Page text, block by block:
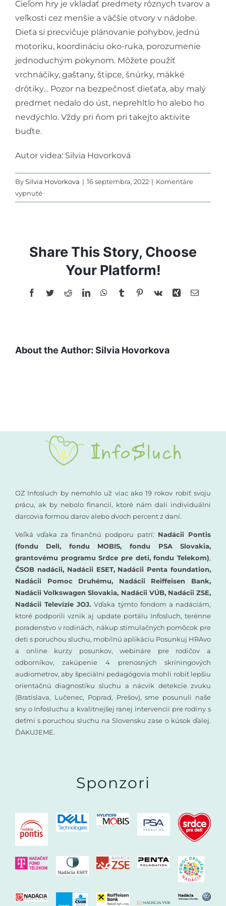
Podporte nás
Cieľom hry je vkladať predmety rôznych tvarov a
veľkosti cez menšie a väčšie otvory v nádobe.
Dieťa si precvičuje plánovanie pohybov, jednú
motoriku, koordináciu oko-ruka, porozumenie
jednoduchým pokynom. Môžete použiť
vrchnáčiky, gaštany, štipce, šnúrky, mäkké
drôtiky… Pozor na bezpečnosť dieťaťa, aby malý
predmet nedalo do úst, neprehltlo ho alebo ho
nevdýchlo. Vždy pri ňom pri takejto aktivite
buďte.
Autor videa: Silvia Hovorková
BySilvia Hovorkova | 16 septembra, 2022 | Komentáre
vypnuténa
Vkladanie
Share This Story, Choose
Your Platform!
Facebook
TwitterRedditLinkedInWhatsApp
TumblrPinterest
Vk Xing Email
About the Author: Silvia Hovorkova
OZ Infosluch by nemohlo už viac ako 19 rokov robiť svoju
prácu, ak by nebolo financií, ktoré nám dali individuálni
darcovia formou darov alebo dvoch percent z daní.
Veľká vďaka za finančnú podporu patrí: Nadácii Pontis
(fondu Dell, fondu MOBIS, fondu PSA Slovakia,
grantovému programu Srdce pre deti, fondu Telekom),
ČSOB nadácii, Nadácii ESET, Nadácii Penta foundation,
Nadácii Pomoc Druhému, Nadácii Reiffeisen Bank,
Nadácii Volkswagen Slovakia, Nadácii VÚB, Nadácii ZSE,
Nadácii Televízie JOJ.Vďaka týmto fondom a nadáciám,
ktoré podporili vznik aj update portálu Infosluch, terénne
poradenstvo v rodinách, nákup stimulačných pomôcok pre
deti s poruchou sluchu, mobilnú aplikáciu Posunkuj HRAvo
a online kurzy posunkov, webináre pre rodičov a
odborníkov, zakúpenie 4 prenosných skríningových
audiometrov, aby špeciálni pedagógovia mohli robiť lepšiu
orientačnú diagnostiku sluchu a nácvik detekcie zvuku
(Bratislava, Lučenec, Poprad, Prešov), sme posunuli naše
sny o Infosluchu a kvalitnejšej ranej intervencii pre rodiny s
deťmi s poruchou sluchu na Slovensku zase o kúsok ďalej.
ĎAKUJEME.
Sponzori